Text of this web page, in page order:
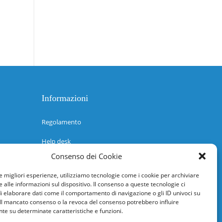
Consenso dei Cookie
migliori esperienze, utilizziamo tecnologie come i cookie per archiviare
alle informazioni sul dispositivo. Il consenso a queste tecnologie ci
elaborare dati come il comportamento di navigazione o gli ID univoci su
mancato consenso o la revoca del consenso potrebbero influire
su determinate caratteristiche e funzioni.
Informazioni
Regolamento
Help desk
Guida rapida
Richiesta di inserimento nuova scuola
adesioni@osservatorionline.it